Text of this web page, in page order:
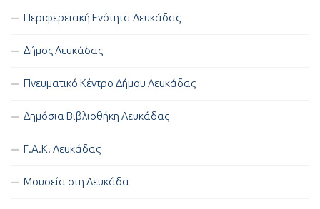
Περιφερειακή Ενότητα Λευκάδας
Δήμος Λευκάδας
Πνευματικό Κέντρο Δήμου Λευκάδας
Δημόσια Βιβλιοθήκη Λευκάδας
Γ.Α.Κ. Λευκάδας
Μουσεία στη Λευκάδα